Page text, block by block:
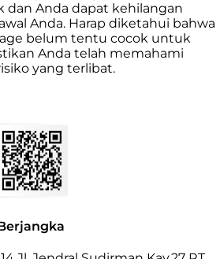
dan Anda dapat kehilangan
Anda. Harap diketahui bahwa
belum tentu cocok untuk
Anda telah memahami
yang terlibat.